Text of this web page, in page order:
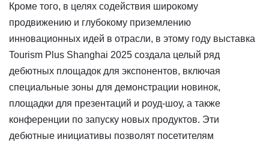
Кроме того, в целях содействия широкому
продвижению и глубокому приземлению
инновационных идей в отрасли, в этому году выставка
Tourism Plus Shanghai 2025 создала целый ряд
дебютных площадок для экспонентов, включая
специальные зоны для демонстрации новинок,
площадки для презентаций и роуд-шоу, а также
конференции по запуску новых продуктов. Эти
дебютные инициативы позволят посетителям